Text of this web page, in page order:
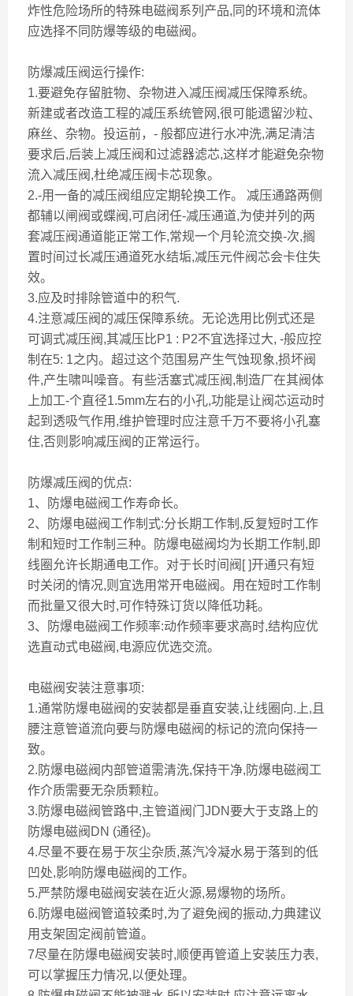
炸性危险场所的特殊电磁阀系列产品,同的环境和流体
应选择不同防爆等级的电磁阀。
防爆减压阀运行操作:
1.要避免存留脏物、杂物进入减压阀减压保障系统。
新建或者改造工程的减压系统管网,很可能遗留沙粒、
麻丝、杂物。投运前，- 般都应进行水冲洗,满足清洁
要求后,后装上减压阀和过滤器滤芯,这样才能避免杂物
流入减压阀,杜绝减压阀卡芯现象。
2.-用一备的减压阀组应定期轮换工作。 减压通路两侧
都辅以闸阀或蝶阀,可启闭任-减压通道,为使并列的两
套减压阀通道能正常工作,常规一个月轮流交换-次,搁
置时间过长减压通道死水结垢,减压元件阀芯会卡住失
效。
3.应及时排除管道中的积气.
4.注意减压阀的减压保障系统。无论选用比例式还是
可调式减压阀,其减压比P1 : P2不宜选择过大, -般应控
制在5: 1之内。超过这个范围易产生气蚀现象,损坏阀
件,产生啸叫噪音。有些活塞式减压阀,制造厂在其阀体
上加工-个直径1.5mm左右的小孔,功能是让阀芯运动时
起到透吸气作用,维护管理时应注意千万不要将小孔塞
住,否则影响减压阀的正常运行。
防爆减压阀的优点:
1、防爆电磁阀工作寿命长。
2、防爆电磁阀工作制式:分长期工作制,反复短时工作
制和短时工作制三种。防爆电磁阀均为长期工作制,即
线圈允许长期通电工作。对于长时间阀[ ]开通只有短
时关闭的情况,则宜选用常开电磁阀。用在短时工作制
而批量又很大时,可作特殊订货以降低功耗。
3、防爆电磁阀工作频率:动作频率要求高时,结构应优
选直动式电磁阀,电源应优选交流。
电磁阀安装注意事项:
1.通常防爆电磁阀的安装都是垂直安装,让线圈向.上,且
腰注意管道流向要与防爆电磁阀的标记的流向保持一
致。
2.防爆电磁阀内部管道需清洗,保持干净,防爆电磁阀工
作介质需要无杂质颗粒。
3.防爆电磁阀管路中,主管道阀门JDN要大于支路上的
防爆电磁阀DN (通径)。
4.尽量不要在易于灰尘杂质,蒸汽冷凝水易于落到的低
凹处,影响防爆电磁阀的工作。
5.严禁防爆电磁阀安装在近火源,易爆物的场所。
6.防爆电磁阀管道较柔时,为了避免阀的振动,力典建议
用支架固定阀前管道。
7尽量在防爆电磁阀安装时,顺便再管道上安装压力表,
可以掌握压力情况,以便处理。